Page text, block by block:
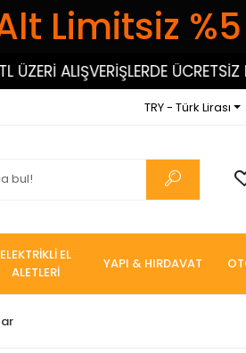
Limitsiz
ALIŞVERİŞLERDE ÜCRETSİZ
TRY - Türk Lirası
ELEKTRİKLİ EL
ALETLERİ
YAPI & HIRDAVAT